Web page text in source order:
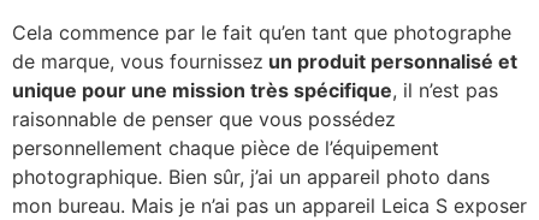
Cela commence par le fait qu’en tant que photographe
de marque, vous fournissez un produit personnalisé et
unique pour une mission très spécifique, il n’est pas
raisonnable de penser que vous possédez
personnellement chaque pièce de l’équipement
photographique. Bien sûr, j’ai un appareil photo dans
mon bureau. Mais je n’ai pas un appareil Leica S exposer